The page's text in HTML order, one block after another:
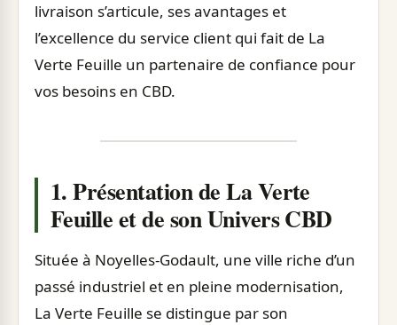
livraison s’articule, ses avantages et
l’excellence du service client qui fait de La
Verte Feuille un partenaire de confiance pour
vos besoins en CBD.
1. Présentation de La Verte
Feuille et de son Univers CBD
Située à Noyelles-Godault, une ville riche d’un
passé industriel et en pleine modernisation,
La Verte Feuille se distingue par son